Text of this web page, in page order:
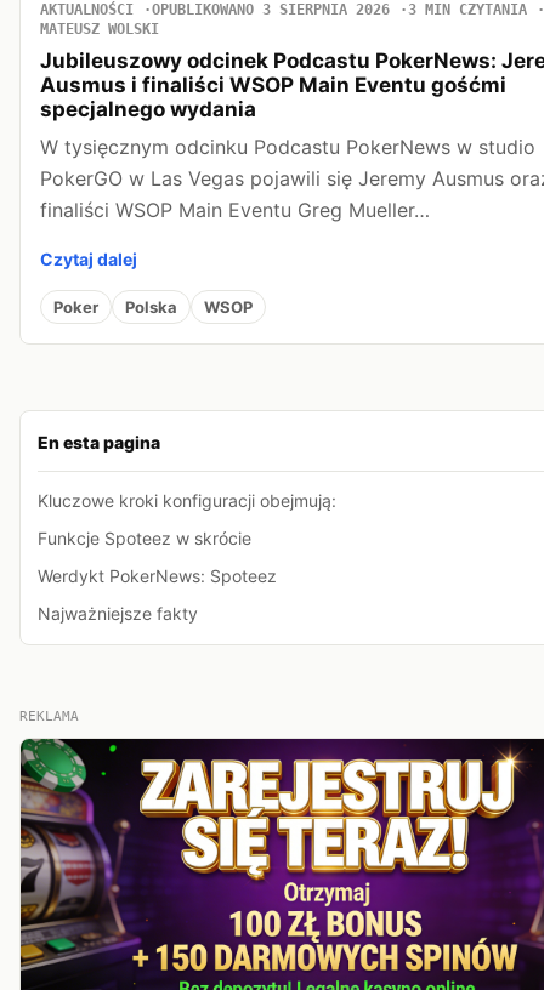
En esta pagina
Kluczowe kroki konfiguracji obejmują:
Funkcje Spoteez w skrócie
Werdykt PokerNews: Spoteez
Najważniejsze fakty
AKTUALNOŚCI OPUBLIKOWANO 3 SIERPNIA 2026
3 MIN CZYTANIA
MATEUSZ WOLSKI
Jubileuszowy odcinek Podcastu PokerNews:
Ausmus i finaliści WSOP Main Eventu gośćmi
specjalnego wydania
W tysięcznym odcinku Podcastu PokerNews w studio
PokerGO w Las Vegas pojawili się Jeremy Ausmus
finaliści WSOP Main Eventu Greg Mueller…
Czytaj dalej
Poker Polska WSOP
REKLAMA